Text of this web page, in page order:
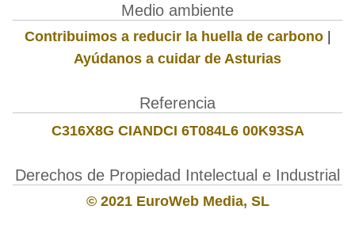
Medio ambiente
Contribuimos a reducir la huella de carbono|
Ayúdanos a cuidar de Asturias
Referencia
C316X8G CIANDCI 6T084L6 00K93SA
Derechos de Propiedad Intelectual e Industrial
© 2021 EuroWeb Media, SL